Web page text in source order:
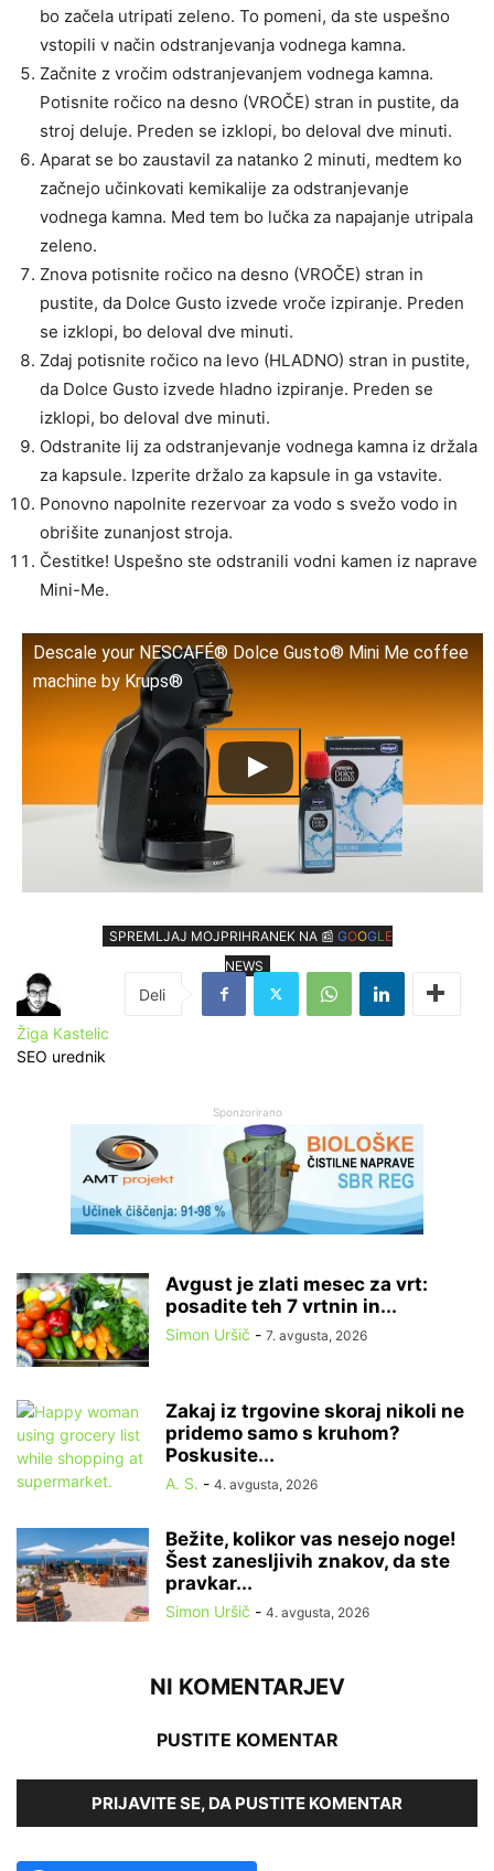
bo začela utripati zeleno. To pomeni, da ste uspešno
vstopili v način odstranjevanja vodnega kamna.
Začnite z vročim odstranjevanjem vodnega kamna.
Potisnite ročico na desno (VROČE) stran in pustite, da
stroj deluje. Preden se izklopi, bo deloval dve minuti.
Aparat se bo zaustavil za natanko 2 minuti, medtem ko
začnejo učinkovati kemikalije za odstranjevanje
vodnega kamna. Med tem bo lučka za napajanje utripala
zeleno.
Znova potisnite ročico na desno (VROČE) stran in
pustite, da Dolce Gusto izvede vroče izpiranje. Preden
se izklopi, bo deloval dve minuti.
Zdaj potisnite ročico na levo (HLADNO) stran in pustite,
da Dolce Gusto izvede hladno izpiranje. Preden se
izklopi, bo deloval dve minuti.
Odstranite lij za odstranjevanje vodnega kamna iz držala
za kapsule. Izperite držalo za kapsule in ga vstavite.
Ponovno napolnite rezervoar za vodo s svežo vodo in
obrišite zunanjost stroja.
Čestitke! Uspešno ste odstranili vodni kamen iz naprave
Mini-Me.
Descale your NESCAFÉ® Dolce Gusto® Mini Me coffee
machine by Krups®
SPREMLJAJ MOJPRIHRANEK NA 📰 GOOGL E
NEWS
Žiga Kastelic
SEO urednik
Sponzorirano
Avgust je zlati mesec za vrt:
posadite teh 7 vrtnin in...
Simon Uršič - 7. avgusta, 2026
Zakaj iz trgovine skoraj nikoli ne
pridemo samo s kruhom?
Poskusite...
A. S. - 4. avgusta, 2026
Bežite, kolikor vas nesejo noge!
Šest zanesljivih znakov, da ste
pravkar...
Simon Uršič - 4. avgusta, 2026
NI KOMENTARJEV
PUSTITE KOMENTAR
PRIJAVITE SE, DA PUSTITE KOMENTAR